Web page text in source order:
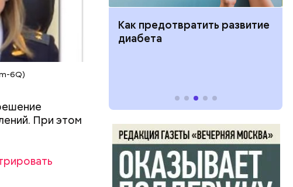
6Q)
При этом
снесут ли дом по
Москве: где
и сроки
Как предотвратить развитие
диабета